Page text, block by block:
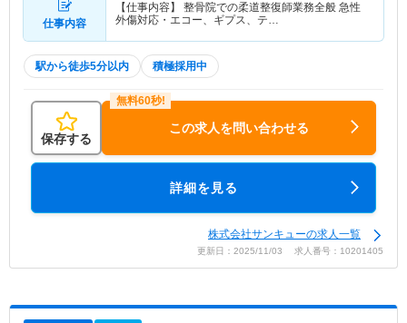
仕事内容
【仕事内容】 整骨院での柔道整復師業務全般 急性
外傷対応・エコー、ギプス、テ…
駅から徒歩5分以内 積極採用中
保存する
この求人を問い合わせる
詳細を見る
株式会社サンキューの求人一覧
更新日：2025/11/03 求人番号：10201405